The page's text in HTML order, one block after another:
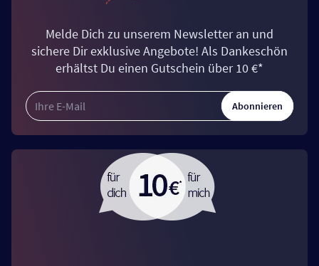
Melde Dich zu unserem Newsletter an und
sichere Dir exklusive Angebote! Als Dankeschön
erhältst Du einen Gutschein über 10 €*
Abonnieren